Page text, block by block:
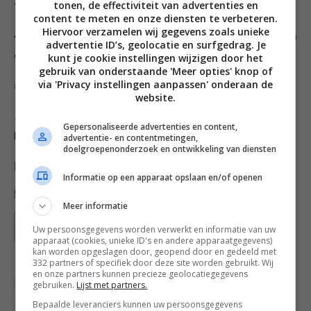
tegen de kook aan en laat tot ¼ inkoken.
4. Voeg de room toe, breng de saus tegen de kook aan
en kook in tot een dikke saus.
5. Breng de saus op smaak met zout en peper.
Bewaaradvies: 2 dagen in de koeling.
Deel dit recept
Bewaar recept
Diner voor 4 of meer
tonen, de effectiviteit van advertenties en
content te meten en onze diensten te verbeteren.
Hiervoor verzamelen wij gegevens zoals unieke
advertentie ID’s, geolocatie en surfgedrag. Je
kunt je cookie instellingen wijzigen door het
gebruik van onderstaande 'Meer opties' knop of
via 'Privacy instellingen aanpassen' onderaan de
website.
Gepersonaliseerde advertenties en content,
advertentie- en contentmetingen,
doelgroepenonderzoek en ontwikkeling van diensten
Informatie op een apparaat opslaan en/of openen
Meer informatie
Uw persoonsgegevens worden verwerkt en informatie van uw
apparaat (cookies, unieke ID's en andere apparaatgegevens)
kan worden opgeslagen door, geopend door en gedeeld met
332 partners of specifiek door deze site worden gebruikt. Wij
en onze partners kunnen precieze geolocatiegegevens
gebruiken. Lijst met partners.
Bepaalde leveranciers kunnen uw persoonsgegevens